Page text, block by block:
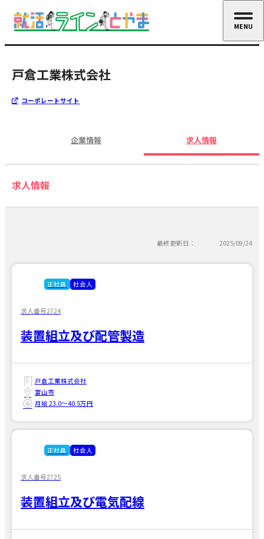
戸倉工業株式会社
コーポレートサイト
企業情報 求人情報
求人情報
最終更新日： 2025/09/24
正社員 社会人
求人番号2724
装置組立及び配管製造
戸倉工業株式会社
富山市
月給 23.0〜40.5万円
正社員 社会人
求人番号2725
装置組立及び電気配線
MENU